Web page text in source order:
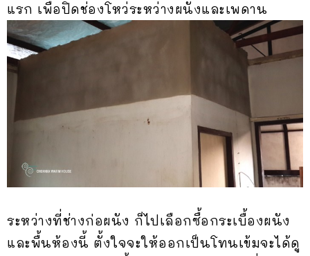
แรก เพื่อปิดช่องโหว่ระหว่างผนังและเพดาน
ระหว่างที่ช่างก่อผนัง ก็ไปเลือกซื้อกระเบื้องผนัง
และพื้นห้องนี้ ตั้งใจจะให้ออกเป็นโทนเข้มจะได้ดู